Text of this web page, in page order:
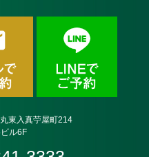
東入真苧屋町214
ル6F